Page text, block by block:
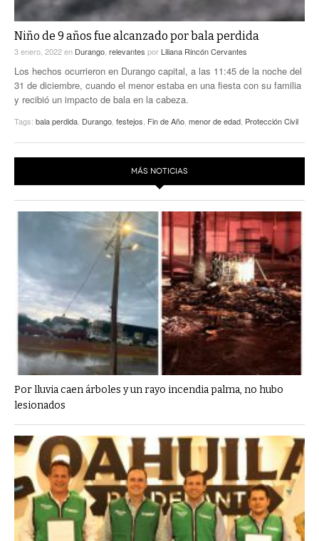
Niño de 9 años fue alcanzado por bala perdida
3 enero, 2022en Durango relevantes por Liliana Rincón Cervantes
Los hechos ocurrieron en Durango capital, a las 11:45 de la noche del
31 de diciembre, cuando el menor estaba en una fiesta con su familia
y recibió un impacto de bala en la cabeza.
Tags: bala perdida Durango festejos Fin de Año menor de edad Protección Civil
MÁS NOTICIAS
Por lluvia caen árboles y un rayo incendia palma, no hubo
lesionados